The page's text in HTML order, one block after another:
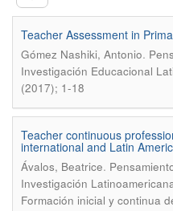
Teacher Assessment in
Gómez Nashiki, Antonio.
Investigación Educacional
(2017); 1-18
Teacher continuous
international and Latin
Ávalos, Beatrice.
Investigación
Formación inicial y continua